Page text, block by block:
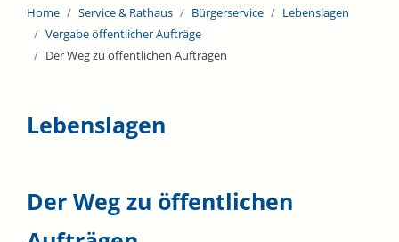
Home Service & Rathaus Bürgerservice
Lebenslagen
Vergabe öffentlicher Aufträge
Der Weg zu öffentlichen Aufträgen
Lebenslagen
Der Weg zu öffentlichen